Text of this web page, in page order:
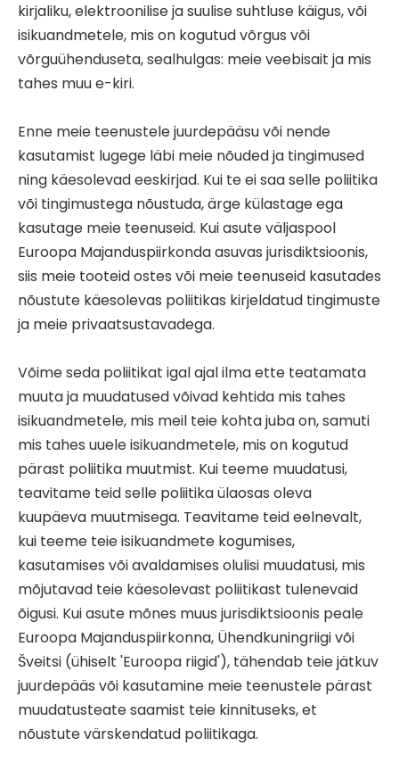
kirjaliku, elektroonilise ja suulise suhtluse käigus, või
isikuandmetele, mis on kogutud võrgus või
võrguühenduseta, sealhulgas: meie veebisait ja mis
tahes muu e-kiri.
Enne meie teenustele juurdepääsu või nende
kasutamist lugege läbi meie nõuded ja tingimused
ning käesolevad eeskirjad. Kui te ei saa selle poliitika
või tingimustega nõustuda, ärge külastage ega
kasutage meie teenuseid. Kui asute väljaspool
Euroopa Majanduspiirkonda asuvas jurisdiktsioonis,
siis meie tooteid ostes või meie teenuseid kasutades
nõustute käesolevas poliitikas kirjeldatud tingimuste
ja meie privaatsustavadega.
Võime seda poliitikat igal ajal ilma ette teatamata
muuta ja muudatused võivad kehtida mis tahes
isikuandmetele, mis meil teie kohta juba on, samuti
mis tahes uuele isikuandmetele, mis on kogutud
pärast poliitika muutmist. Kui teeme muudatusi,
teavitame teid selle poliitika ülaosas oleva
kuupäeva muutmisega. Teavitame teid eelnevalt,
kui teeme teie isikuandmete kogumises,
kasutamises või avaldamises olulisi muudatusi, mis
mõjutavad teie käesolevast poliitikast tulenevaid
õigusi. Kui asute mõnes muus jurisdiktsioonis peale
Euroopa Majanduspiirkonna, Ühendkuningriigi või
Šveitsi (ühiselt 'Euroopa riigid'), tähendab teie jätkuv
juurdepääs või kasutamine meie teenustele pärast
muudatusteate saamist teie kinnituseks, et
nõustute värskendatud poliitikaga.